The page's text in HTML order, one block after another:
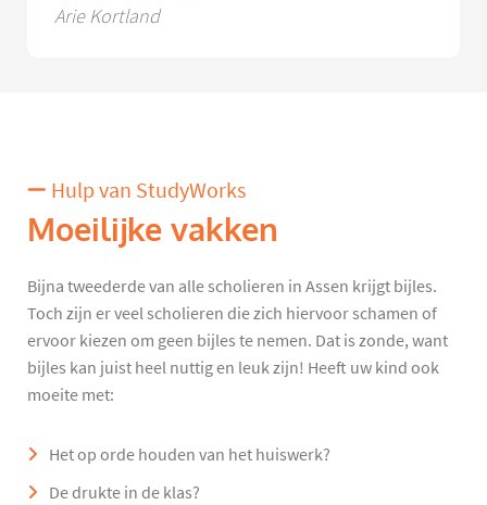
Arie Kortland
Hulp van StudyWorks
Moeilijke vakken
Bijna tweederde van alle scholieren in Assen krijgt bijles.
Toch zijn er veel scholieren die zich hiervoor schamen of
ervoor kiezen om geen bijles te nemen. Dat is zonde, want
bijles kan juist heel nuttig en leuk zijn! Heeft uw kind ook
moeite met:
Het op orde houden van het huiswerk?
De drukte in de klas?